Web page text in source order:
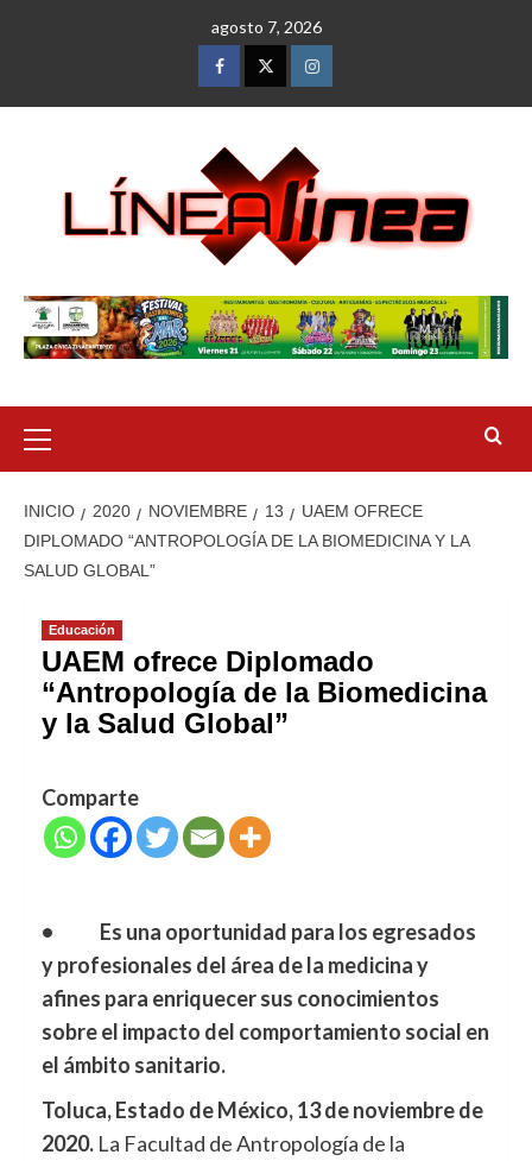
agosto 7, 2026
FacebookTwitterInstagram
primario
INICIO 2020 NOVIEMBRE 13
UAEM OFRECE
DIPLOMADO “ANTROPOLOGÍA DE LA BIOMEDICINA Y LA
SALUD GLOBAL”
Educación
UAEM ofrece Diplomado
“Antropología de la Biomedicina
y la Salud Global”
Comparte
• Es una oportunidad para los egresados
y profesionales del área de la medicina y
afines para enriquecer sus conocimientos
sobre el impacto del comportamiento social en
el ámbito sanitario.
Toluca, Estado de México, 13 de noviembre de
2020. La Facultad de Antropología de la